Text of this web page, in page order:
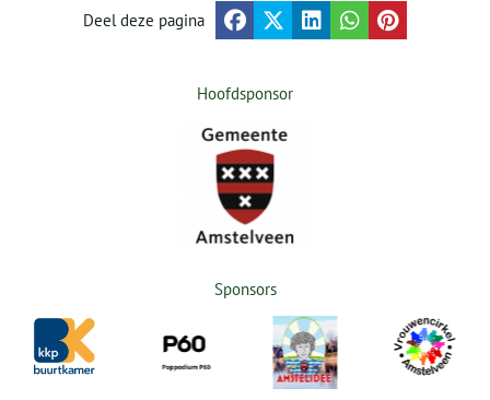
Deel deze pagina
Hoofdsponsor
Sponsors